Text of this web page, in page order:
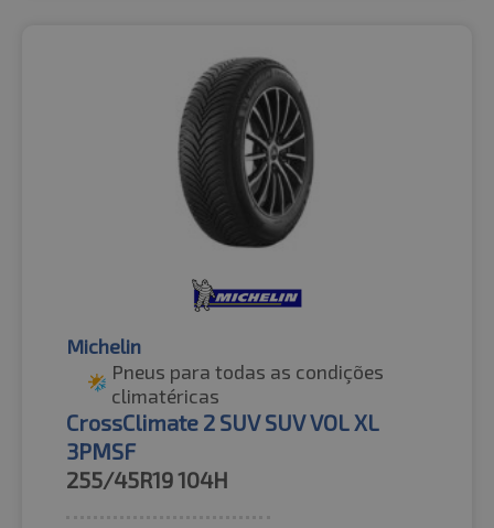
Michelin
Pneus para todas as condições
climatéricas
CrossClimate 2 SUV SUV VOL XL
3PMSF
255/45R19104H